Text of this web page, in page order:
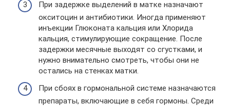
При задержке выделений в матке назначают
окситоцин и антибиотики. Иногда применяют
инъекции Глюконата кальция или Хлорида
кальция, стимулирующие сокращение. После
задержки месячные выходят со сгустками, и
нужно внимательно смотреть, чтобы они не
остались на стенках матки.
При сбоях в гормональной системе назначаются
препараты, включающие в себя гормоны. Среди